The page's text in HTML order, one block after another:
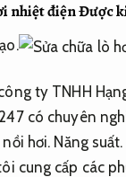
nhiệt điệnĐược
ty TNHH
có chuyên
hơi. Năng suất.
cung cấp các